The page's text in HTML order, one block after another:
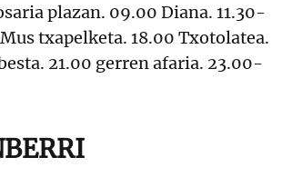
plazan. 09.00 Diana. 11.30-
txapelketa. 18.00 Txotolatea.
21.00 gerren afaria. 23.00-